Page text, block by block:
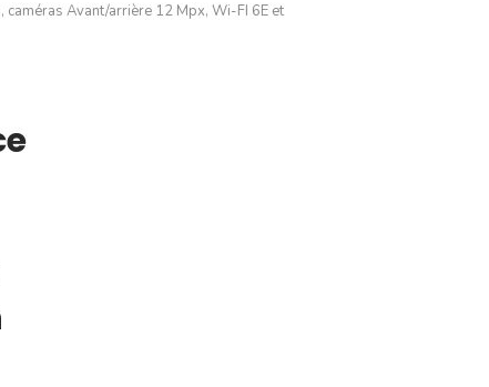
caméras Avant/arrière 12 Mpx, Wi-FI 6E et